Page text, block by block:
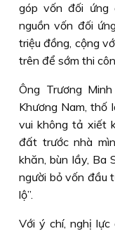
góp vốn đối ứng
nguồn vốn đối
triệu đồng, cộng
trên để sớm thi
Ông Trương
Khương Nam, thố
vui không tả xiết
đất trước nhà
khăn, bùn lầy, Ba
người bỏ vốn đầu
lộ”.
Với ý chí, nghị lực